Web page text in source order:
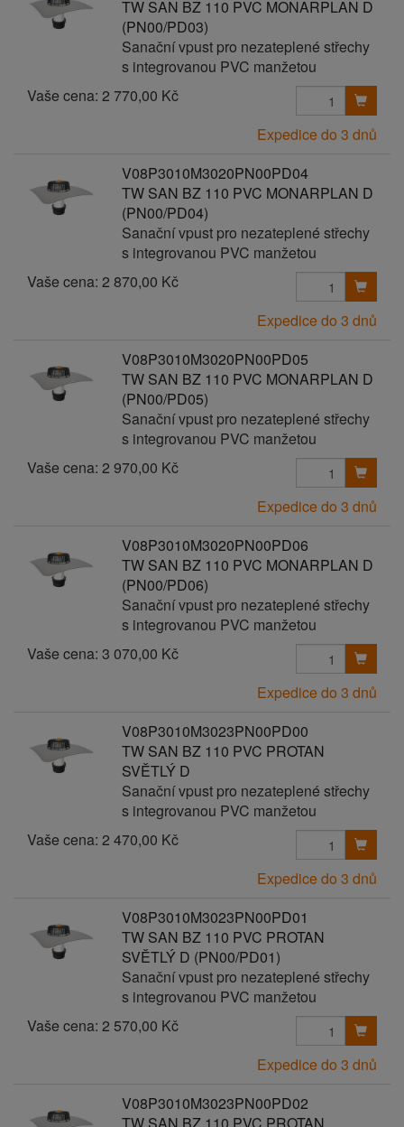
TW SAN BZ 110 PVC MONARPLAN D
(PN00/PD03)
Sanační vpust pro nezateplené střechy
s integrovanou PVC manžetou
Vaše cena: 2 770,00 Kč
Expedice do 3 dnů
V08P3010M3020PN00PD04
TW SAN BZ 110 PVC MONARPLAN D
(PN00/PD04)
Sanační vpust pro nezateplené střechy
s integrovanou PVC manžetou
Vaše cena: 2 870,00 Kč
Expedice do 3 dnů
V08P3010M3020PN00PD05
TW SAN BZ 110 PVC MONARPLAN D
(PN00/PD05)
Sanační vpust pro nezateplené střechy
s integrovanou PVC manžetou
Vaše cena: 2 970,00 Kč
Expedice do 3 dnů
V08P3010M3020PN00PD06
TW SAN BZ 110 PVC MONARPLAN D
(PN00/PD06)
Sanační vpust pro nezateplené střechy
s integrovanou PVC manžetou
Vaše cena: 3 070,00 Kč
Expedice do 3 dnů
V08P3010M3023PN00PD00
TW SAN BZ 110 PVC PROTAN
SVĚTLÝ D
Sanační vpust pro nezateplené střechy
s integrovanou PVC manžetou
Vaše cena: 2 470,00 Kč
Expedice do 3 dnů
V08P3010M3023PN00PD01
TW SAN BZ 110 PVC PROTAN
SVĚTLÝ D (PN00/PD01)
Sanační vpust pro nezateplené střechy
s integrovanou PVC manžetou
Vaše cena: 2 570,00 Kč
Expedice do 3 dnů
V08P3010M3023PN00PD02